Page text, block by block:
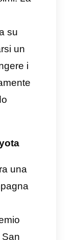
utenti
foto del loro
una ricetta
su
utilizzare
la
di